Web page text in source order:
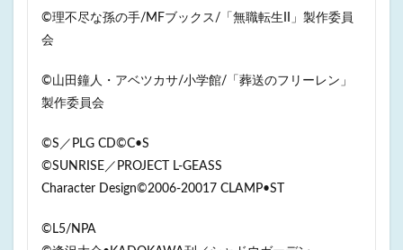
©理不尽な孫の手/MFブックス/「無職転生II」製作委員
会
©山田鐘人・アベツカサ/小学館/「葬送のフリーレン」
製作委員会
©️S／PLG CD©️C•S
©️SUNRISE／PROJECT L-GEASS
Character Design©️2006-20017 CLAMP•ST
©L5/NPA